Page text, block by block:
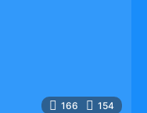
166 154